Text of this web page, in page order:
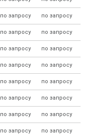
по запросу по запросу
по запросу по запросу
по запросу по запросу
по запросу по запросу
по запросу по запросу
по запросу по запросу
по запросу по запросу
по запросу по запросу